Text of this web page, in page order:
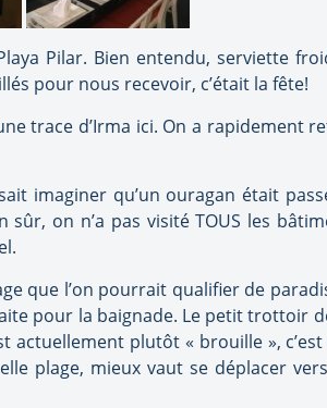
Pilar. Bien entendu, serviette
pour nous recevoir, c’était la fête!
trace d’Irma ici. On a rapidement
imaginer qu’un ouragan était
on n’a pas visité TOUS les
que l’on pourrait qualifier de
pour la baignade. Le petit trottoir
actuellement plutôt « brouille »,
plage, mieux vaut se déplacer